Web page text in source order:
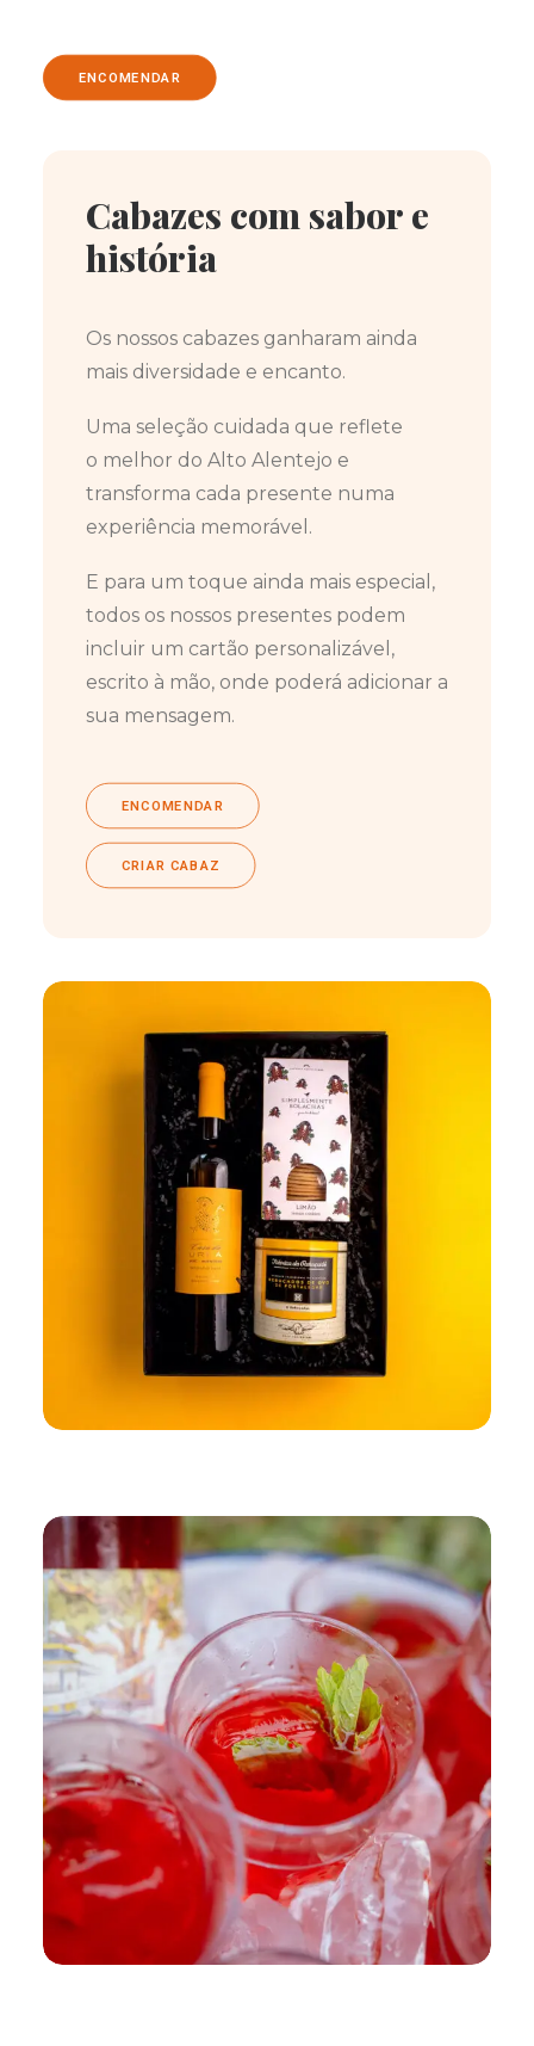
ENCOMENDAR
Cabazes com sabor e
história
Os nossos cabazes ganharam ainda
mais diversidade e encanto.
Uma seleção cuidada que reflete
o melhor do Alto Alentejo e
transforma cada presente numa
experiência memorável.
E para um toque ainda mais especial,
todos os nossos presentes podem
incluir um cartão personalizável,
escrito à mão, onde poderá adicionar a
sua mensagem.
ENCOMENDAR
CRIAR CABAZ